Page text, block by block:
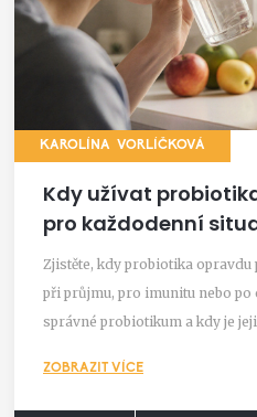
KAROLÍNA VORLÍČKOVÁ
Kdy užívat
pro každodenní
Zjistěte, kdy probiotika
při průjmu, pro imunitu nebo po
správné probiotikum a kdy je
ZOBRAZIT VÍCE